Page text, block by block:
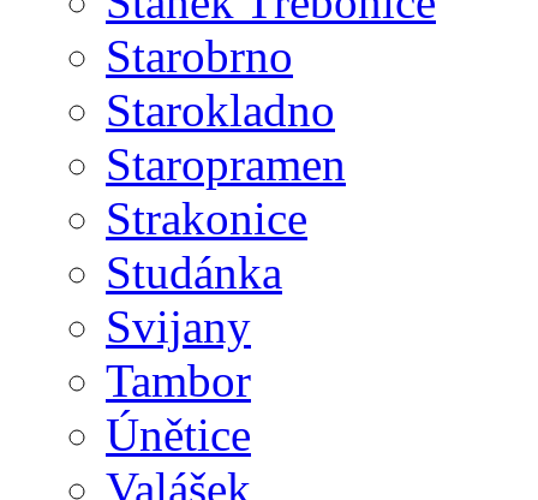
Starobrno
Starokladno
Staropramen
Strakonice
Studánka
Svijany
Tambor
Únětice
Valášek